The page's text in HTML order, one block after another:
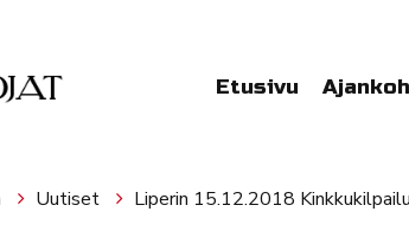
Etusivu
Uutiset Liperin 15.12.2018